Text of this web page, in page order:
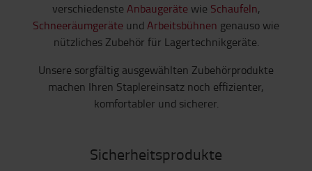
verschiedenste Anbaugeräte wie Schaufeln,
Schneeräumgeräte und Arbeitsbühnen genauso wie
nützliches Zubehör für Lagertechnikgeräte.
Unsere sorgfältig ausgewählten Zubehörprodukte
machen Ihren Staplereinsatz noch effizienter,
komfortabler und sicherer.
Sicherheitsprodukte